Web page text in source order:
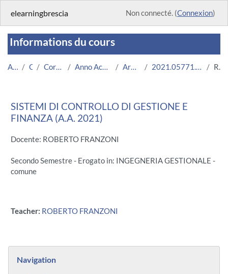
elearningbrescia Non connecté. (Connexion)
Informations du cours
Accueil Cours Corsi Istituzionali Anno Accademico 2021/2022 Area Ingegneria 2021.05771.2009.99.703009.N0_5237 Résumé
SISTEMI DI CONTROLLO DI GESTIONE E
FINANZA (A.A. 2021)
Docente: ROBERTO FRANZONI
Secondo Semestre - Erogato in: INGEGNERIA GESTIONALE -
comune
Teacher: ROBERTO FRANZONI
Blocs
Navigation